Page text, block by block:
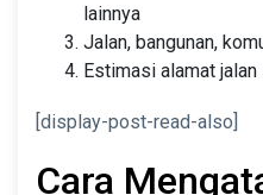
lainnya
Jalan, bangunan,
Estimasi alamat jalan
[display-post-read-also]
Cara